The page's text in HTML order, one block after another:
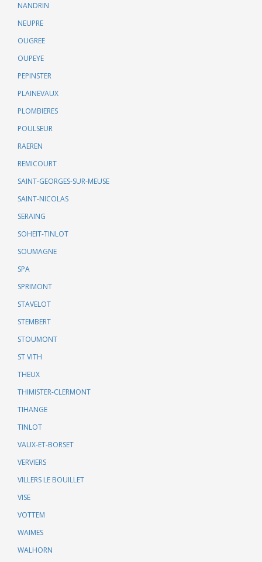
NANDRIN
NEUPRE
OUGREE
OUPEYE
PEPINSTER
PLAINEVAUX
PLOMBIERES
POULSEUR
RAEREN
REMICOURT
SAINT-GEORGES-SUR-MEUSE
SAINT-NICOLAS
SERAING
SOHEIT-TINLOT
SOUMAGNE
SPA
SPRIMONT
STAVELOT
STEMBERT
STOUMONT
ST VITH
THEUX
THIMISTER-CLERMONT
TIHANGE
TINLOT
VAUX-ET-BORSET
VERVIERS
VILLERS LE BOUILLET
VISE
VOTTEM
WAIMES
WALHORN